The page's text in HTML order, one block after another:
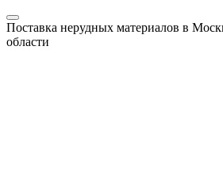
Поставка нерудных материалов в
области